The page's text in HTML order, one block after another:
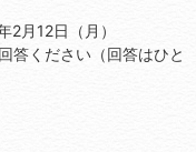
月12日（月）
答ください（回答はひと